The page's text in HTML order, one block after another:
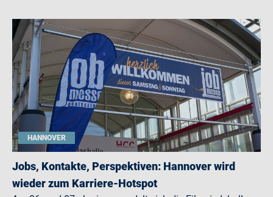
HANNOVER
Jobs, Kontakte, Perspektiven: Hannover wird
wieder zum Karriere-Hotspot